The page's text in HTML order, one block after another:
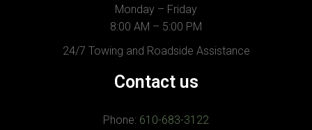
Monday – Friday
8:00 AM – 5:00 PM
24/7 Towing and Roadside Assistance
Contact us
Phone: 610-683-3122